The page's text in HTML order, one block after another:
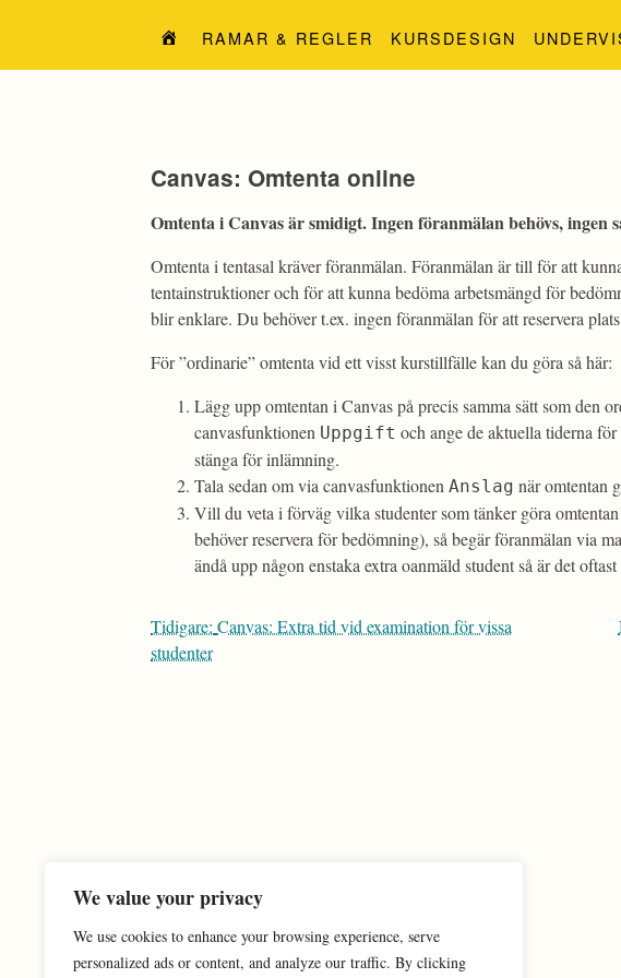
We value your privacy
We use cookies to enhance your browsing experience, serve
personalized ads or content, and analyze our traffic. By clicking
till
RAMAR & REGLER KURSDESIGN
Canvas: Omtenta online
Omtenta i Canvas är smidigt. Ingen föranmälan behövs, ingen
Omtenta i tentasal kräver föranmälan. Föranmälan är till för att
tentainstruktioner och för att kunna bedöma arbetsmängd för
blir enklare. Du behöver t.ex. ingen föranmälan för att reservera
För ”ordinarie” omtenta vid ett visst kurstillfälle kan du göra så här:
Lägg upp omtentan i Canvas på precis samma sätt som den
canvasfunktionen Uppgift och ange de aktuella tiderna
stänga för inlämning.
Tala sedan om via canvasfunktionen Anslag när omtentan
Vill du veta i förväg vilka studenter som tänker göra
behöver reservera för bedömning), så begär föranmälan via
ändå upp någon enstaka extra oanmäld student så är det
Inläggsnavigering
Tidigare: Canvas: Extra tid vid examination för vissa
studenter